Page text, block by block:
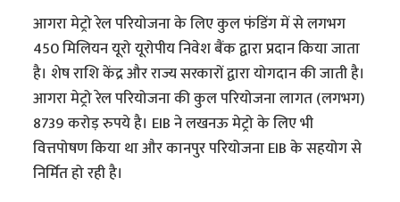
आगरा मेट्रो रेल परियोजना के लिए कुल फंडिंग में से लगभग
450 मिलियन यूरो यूरोपीय निवेश बैंक द्वारा प्रदान किया जाता
है। शेष राशि केंद्र और राज्य सरकारों द्वारा योगदान की जाती है।
आगरा मेट्रो रेल परियोजना की कुल परियोजना लागत (लगभग)
8739 करोड़ रुपये है। EIB ने लखनऊ मेट्रो के लिए भी
वित्तपोषण किया था और कानपुर परियोजना EIB के सहयोग से
निर्मित हो रही है।